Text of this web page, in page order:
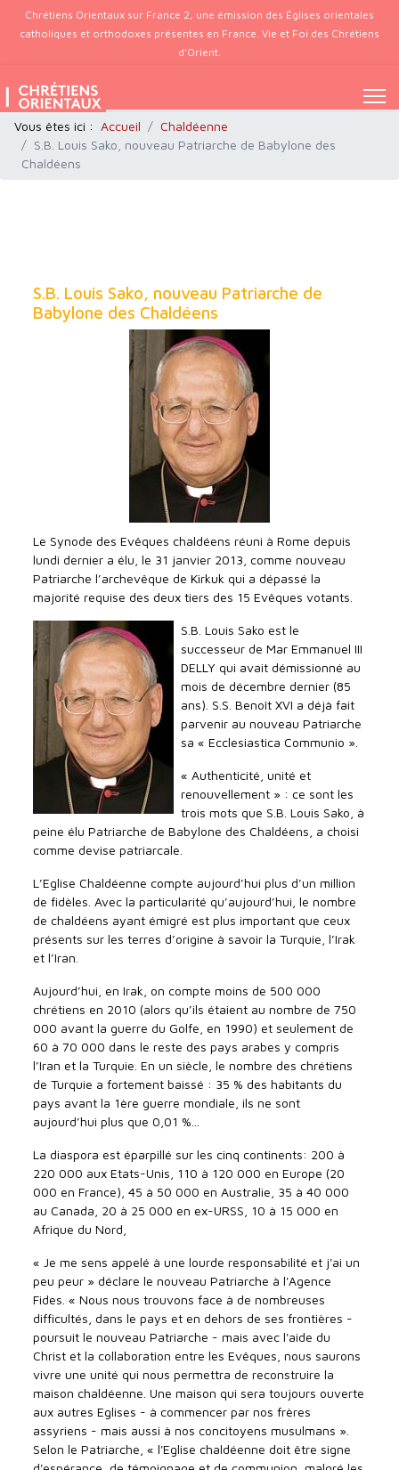
Chrétiens Orientaux sur France 2, une émission des Églises orientales
catholiques et orthodoxes présentes en France. Vie et Foi des Chrétiens
d’Orient.
Vous êtes ici : Accueil
Chaldéenne
S.B. Louis Sako, nouveau Patriarche de Babylone des
Chaldéens
S.B. Louis Sako, nouveau Patriarche de
Babylone des Chaldéens
Le Synode des Evêques chaldéens réuni à Rome depuis
lundi dernier a élu, le 31 janvier 2013, comme nouveau
Patriarche l’archevêque de Kirkuk qui a dépassé la
majorité requise des deux tiers des 15 Evêques votants.
S.B. Louis Sako est le
successeur de Mar Emmanuel III
DELLY qui avait démissionné au
mois de décembre dernier (85
ans). S.S. Benoît XVI a déjà fait
parvenir au nouveau Patriarche
sa « Ecclesiastica Communio ».
« Authenticité, unité et
renouvellement » : ce sont les
trois mots que S.B. Louis Sako, à
peine élu Patriarche de Babylone des Chaldéens, a choisi
comme devise patriarcale.
L’Eglise Chaldéenne compte aujourd’hui plus d’un million
de fidèles. Avec la particularité qu’aujourd’hui, le nombre
de chaldéens ayant émigré est plus important que ceux
présents sur les terres d’origine à savoir la Turquie, l’Irak
et l’Iran.
Aujourd’hui, en Irak, on compte moins de 500 000
chrétiens en 2010 (alors qu’ils étaient au nombre de 750
000 avant la guerre du Golfe, en 1990) et seulement de
60 à 70 000 dans le reste des pays arabes y compris
l’Iran et la Turquie. En un siècle, le nombre des chrétiens
de Turquie a fortement baissé : 35 % des habitants du
pays avant la 1ère guerre mondiale, ils ne sont
aujourd’hui plus que 0,01 %...
La diaspora est éparpillé sur les cinq continents: 200 à
220 000 aux Etats-Unis, 110 à 120 000 en Europe (20
000 en France), 45 à 50 000 en Australie, 35 à 40 000
au Canada, 20 à 25 000 en ex-URSS, 10 à 15 000 en
Afrique du Nord,
« Je me sens appelé à une lourde responsabilité et j'ai un
peu peur » déclare le nouveau Patriarche à l'Agence
Fides. « Nous nous trouvons face à de nombreuses
difficultés, dans le pays et en dehors de ses frontières -
poursuit le nouveau Patriarche - mais avec l'aide du
Christ et la collaboration entre les Evêques, nous saurons
vivre une unité qui nous permettra de reconstruire la
maison chaldéenne. Une maison qui sera toujours ouverte
aux autres Eglises - à commencer par nos frères
assyriens - mais aussi à nos concitoyens musulmans ».
Selon le Patriarche, « l'Eglise chaldéenne doit être signe